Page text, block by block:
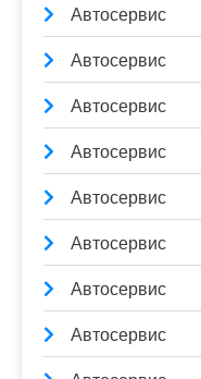
Автосервис
Автосервис
Автосервис
Автосервис
Автосервис
Автосервис
Автосервис
Автосервис